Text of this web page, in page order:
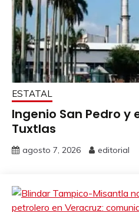
ESTATAL
Ingenio San Pedro y
Tuxtlas
agosto 7, 2026 editorial